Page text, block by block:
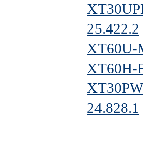
25.422.2
XT60U-
XT60H-
24.828.1